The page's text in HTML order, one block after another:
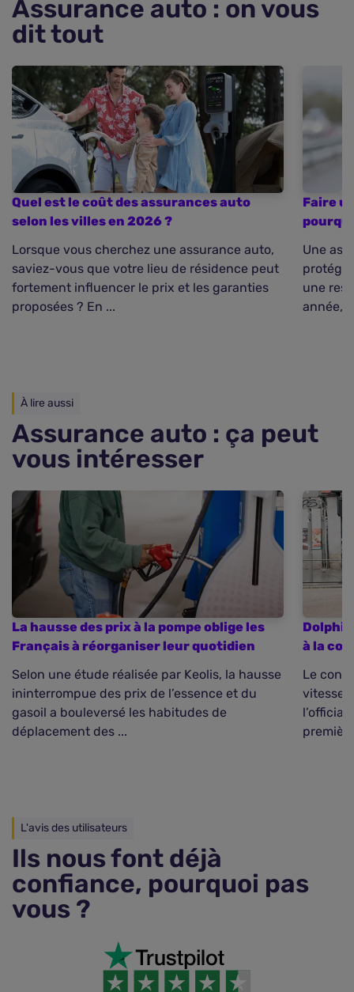
Assurance auto : on vous
dit tout
Quel est le coût des assurances auto
selon les villes en 2026 ?
Lorsque vous cherchez une assurance auto,
saviez-vous que votre lieu de résidence peut
fortement influencer le prix et les garanties
proposées ? En ...
Faire
Une
une
année,
À lire aussi
Assurance auto : ça peut
vous intéresser
La hausse des prix à la pompe oblige les
Français à réorganiser leur quotidien
Selon une étude réalisée par Keolis, la hausse
ininterrompue des prix de l’essence et du
gasoil a bouleversé les habitudes de
déplacement des ...
à la
Le
vitesse
L'avis des utilisateurs
Ils nous font déjà
confiance, pourquoi pas
vous ?